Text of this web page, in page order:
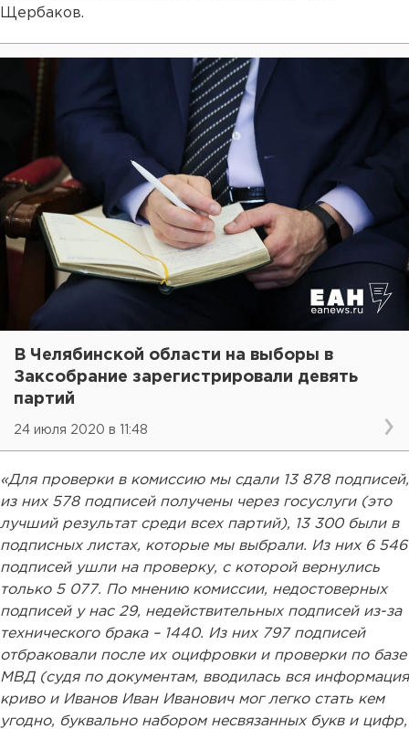
Щербаков.
В Челябинской области на выборы в
Заксобрание зарегистрировали девять
партий
24 июля 2020 в 11:48
«Для проверки в комиссию мы сдали 13 878 подписей,
из них 578 подписей получены через госуслуги (это
лучший результат среди всех партий), 13 300 были в
подписных листах, которые мы выбрали. Из них 6 546
подписей ушли на проверку, с которой вернулись
только 5 077. По мнению комиссии, недостоверных
подписей у нас 29, недействительных подписей из-за
технического брака – 1440. Из них 797 подписей
отбраковали после их оцифровки и проверки по базе
МВД (судя по документам, вводилась вся информация
криво и Иванов Иван Иванович мог легко стать кем
угодно, буквально набором несвязанных букв и цифр,